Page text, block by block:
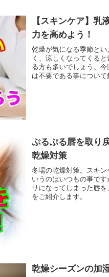
【スキンケア】乳
力を高めよう！
乾燥が気になる季節と
く、涼しくなってくる
る方も多いでしょう。
は不要である事について
ぷるぷる唇を取り
乾燥対策
冬場の乾燥対策。スキ
いうのはいつもの事で
サになってしまった唇
をご紹介します。
乾燥シーズンの加